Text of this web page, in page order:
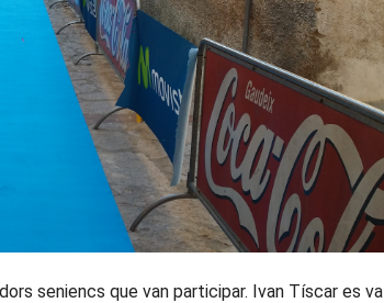
seniencs que van participar. Ivan Tíscar es va